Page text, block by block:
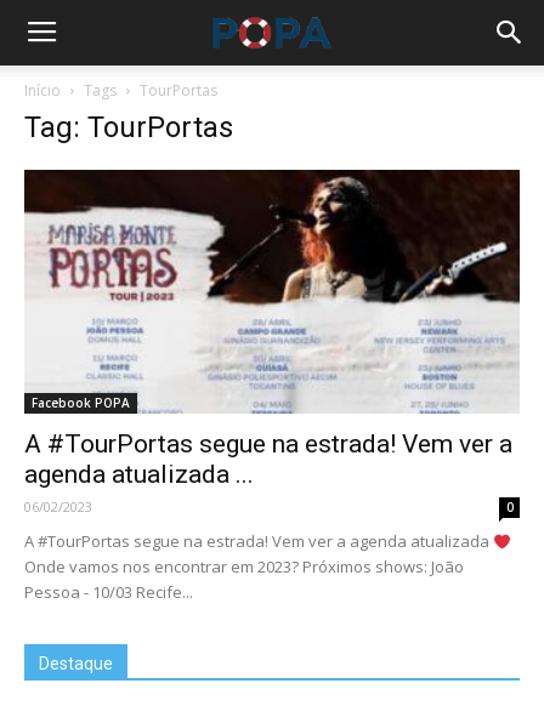
Início Tags TourPortas
Tag: TourPortas
Facebook POPA
A #TourPortas segue na estrada! Vem ver a
agenda atualizada ...
06/02/2023 0
A #TourPortas segue na estrada! Vem ver a agenda atualizada
Onde vamos nos encontrar em 2023? Próximos shows: João
Pessoa - 10/03 Recife...
Destaque